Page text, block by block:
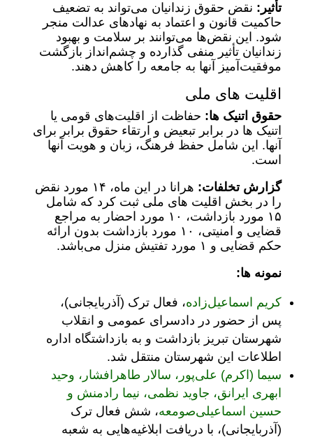
تأثیر: نقض حقوق زندانیان می‌تواند به تضعیف
حاکمیت قانون و اعتماد به نهادهای عدالت منجر
شود. این نقض‌ها می‌توانند بر سلامت و بهبود
زندانیان تأثیر منفی گذارده و چشم‌انداز بازگشت
موفقیت‌آمیز آنها به جامعه را کاهش دهند.
اقلیت های ملی
حقوق اتنیک ها: حفاظت از اقلیت‌های قومی یا
اتنیک ها در برابر تبعیض و ارتقاء حقوق برابر برای
آنها. این شامل حفظ فرهنگ، زبان و هویت آنها
است.
گزارش تخلفات:
هرانا در این ماه، ۱۴ مورد نقض
را در بخش اقلیت های ملی ثبت کرد که شامل
۱۵ مورد بازداشت، ۱۰ مورد احضار به مراجع
قضایی و امنیتی، ۱۰ مورد بازداشت بدون ارائه
حکم قضایی و ۱ مورد تفتیش منزل می‌باشد.
نمونه ها:
کریم اسماعیل‌زاده، فعال ترک (آذربایجانی)،
پس از حضور در دادسرای عمومی و انقلاب
شهرستان تبریز بازداشت و به بازداشتگاه اداره
اطلاعات این شهرستان منتقل شد.
سیما (اکرم) علی‌پور، سالار طاهرافشار، وحید
ابهری ایرانق، جاوید نظمی، نیما رادمنش و
حسین اسماعیلی‌صومعه، شش فعال ترک
(آذربایجانی)، با دریافت ابلاغیه‌هایی به شعبه